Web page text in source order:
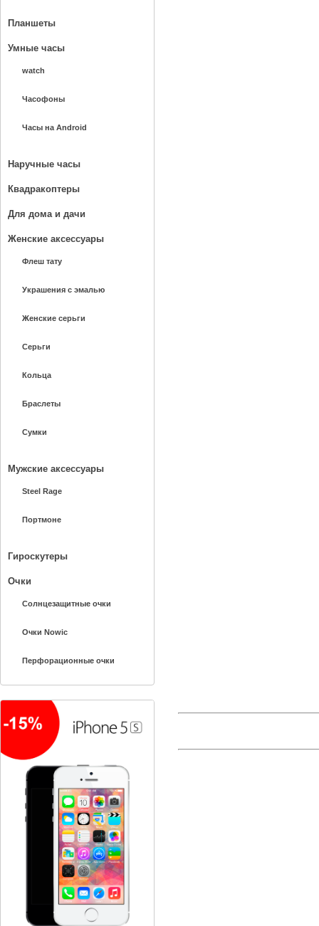
Планшеты
Умные часы
watch
Часофоны
Часы на Android
Наручные часы
Квадракоптеры
Для дома и дачи
Женские аксессуары
Флеш тату
Украшения с эмалью
Женские серьги
Серьги
Кольца
Браслеты
Сумки
Мужские аксессуары
Steel Rage
Портмоне
Гироскутеры
Очки
Солнцезащитные очки
Очки Nowic
Перфорационные очки